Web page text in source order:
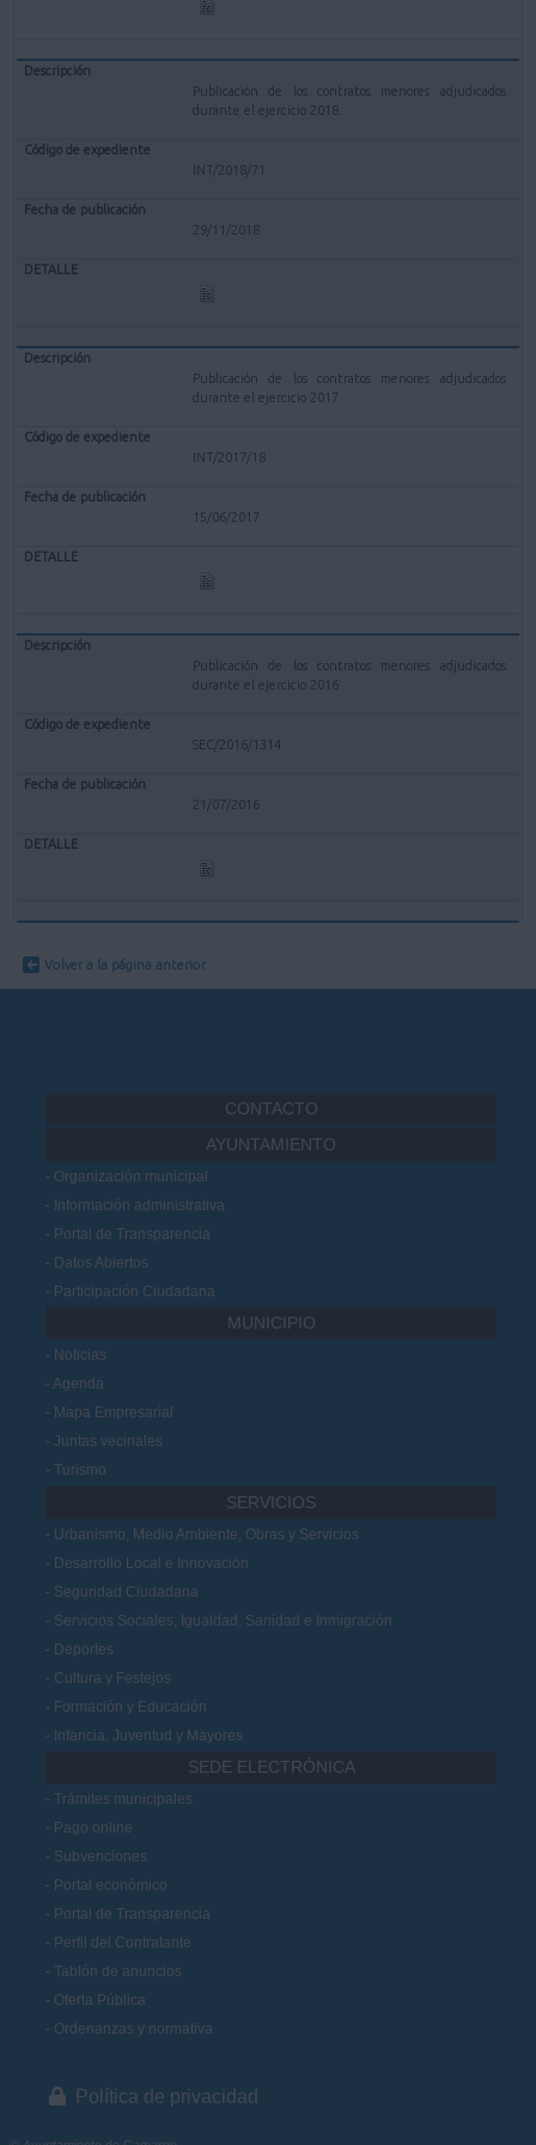
Publicación de los contratos menores adjudicados
durante el ejercicio 2018.
INT/2018/71
29/11/2018
Publicación de los contratos menores adjudicados
durante el ejercicio 2017
INT/2017/18
15/06/2017
Publicación de los contratos menores adjudicados
durante el ejercicio 2016
SEC/2016/1314
21/07/2016
Volver a la página anterior
CONTACTO
AYUNTAMIENTO
Organización municipal
Información administrativa
Portal de Transparencia
Datos Abiertos
Participación Ciudadana
MUNICIPIO
Noticias
Agenda
Mapa Empresarial
Juntas vecinales
Turismo
SERVICIOS
Urbanismo, Medio Ambiente, Obras y Servicios
Desarrollo Local e Innovación
Seguridad Ciudadana
Servicios Sociales, Igualdad, Sanidad e Inmigración
Deportes
Cultura y Festejos
Formación y Educación
Infancia, Juventud y Mayores
SEDE ELECTRÓNICA
Trámites municipales
Pago online
Subvenciones
Portal económico
Portal de Transparencia
Perfil del Contratante
Tablón de anuncios
Oferta Pública
Ordenanzas y normativa
Política de privacidad